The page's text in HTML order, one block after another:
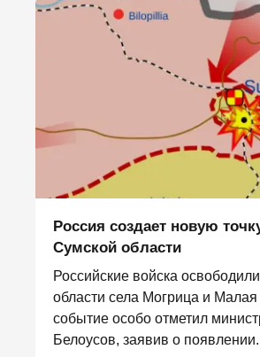
Россия создает новую
Сумской области
Российские войска
области села Могрица и
событие особо отметил
Белоусов, заявив о